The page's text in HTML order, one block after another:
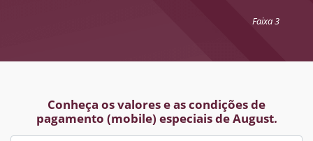
Faixa 3
Conheça os valores e as condições de
pagamento (mobile) especiais de August.